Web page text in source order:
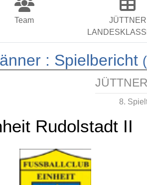
Team
JÜTTNER
: Spielbericht
8.
Rudolstadt II